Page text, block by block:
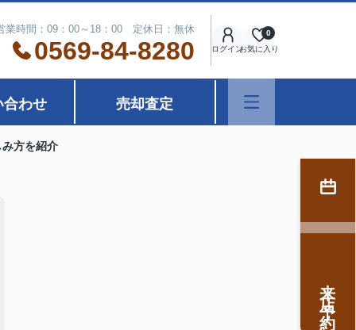
業時間：09：00～18：00 定休日：無休
0569-84-8280 ログインお気に入り
0
合わせ 売却査定
方を紹介
来店予約